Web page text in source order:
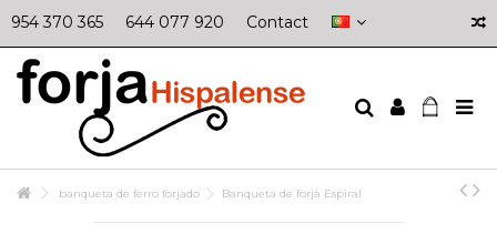
954 370 365 644 077 920 Contact
banqueta de ferro forjado Banqueta de forja Espiral